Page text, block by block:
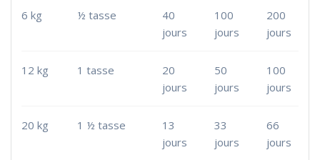
6 kg ½ tasse
40
jours
100
jours
200
jours
12 kg 1 tasse
20
jours
50
jours
100
jours
20 kg 1 ½ tasse
13
jours
33
jours
66
jours